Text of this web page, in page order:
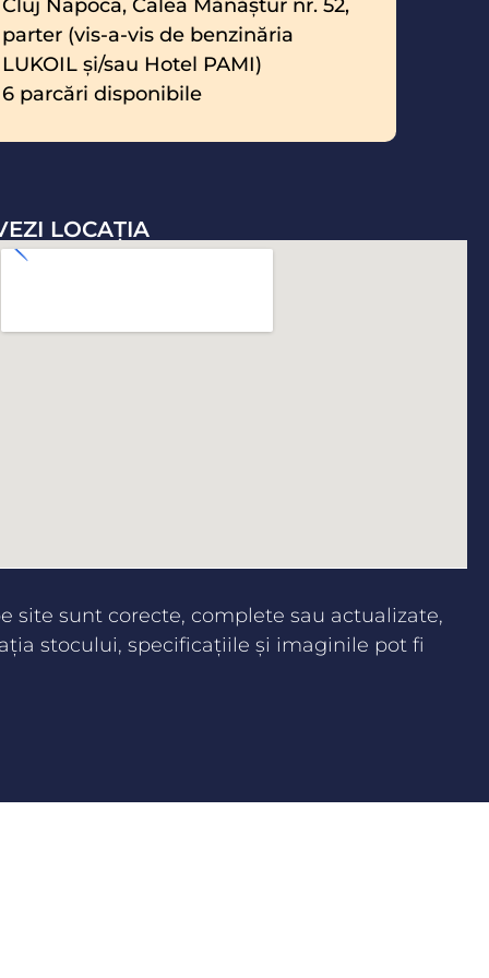
Cluj Napoca, Calea Mănăştur nr. 52,
parter (vis-a-vis de benzinăria
LUKOIL şi/sau Hotel PAMI)
6 parcări disponibile
LOCAŢIA
site sunt corecte, complete sau actualizate,
stocului, specificaţiile şi imaginile pot fi